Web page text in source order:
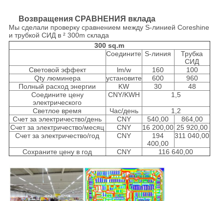
Возвращения СРАВНЕНИЯ вклада
Мы сделали проверку сравнением между S-линией Coreshine
и трубкой СИД в ² 300m склада
300 sq.m
Соедините S-линия
Трубка
СИД
Световой эффект
lm/w 160
100
Qty люминера
установите 600
960
Полный расход энергии
KW 30
48
Соедините цену
электрического
CNY/KWH 1,5
Светлое время Час/день
1,2
Счет за электричество/день
CNY 540,00
864,00
Счет за электричество/месяц
CNY 16 200,00 25 920,00
Счет за электричество/год
CNY
194
400,00
311 040,00
Сохраните цену в год CNY 116 640,00